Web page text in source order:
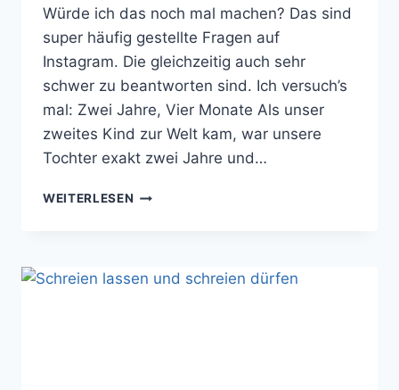
Würde ich das noch mal machen? Das sind
super häufig gestellte Fragen auf
Instagram. Die gleichzeitig auch sehr
schwer zu beantworten sind. Ich versuch’s
mal: Zwei Jahre, Vier Monate Als unser
zweites Kind zur Welt kam, war unsere
Tochter exakt zwei Jahre und…
WEITERLESEN DER
ENTSCHEIDUNG
ZUM